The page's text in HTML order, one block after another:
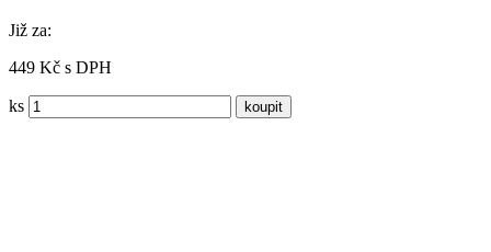
Již za:
449 Kč s DPH
ks